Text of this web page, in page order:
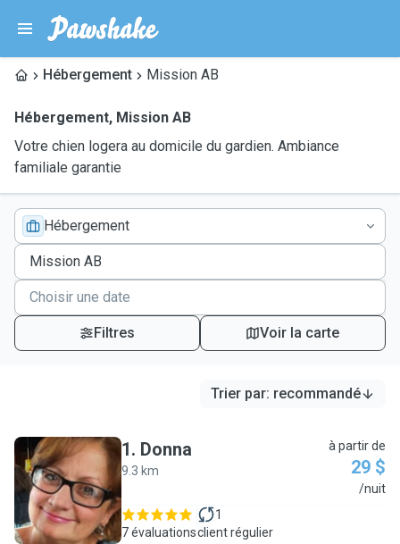
Hébergement Mission AB
Hébergement, Mission AB
Votre chien logera au domicile du gardien. Ambiance
familiale garantie
Hébergement
Filtres Voir la carte
Trier par: recommandé
D
1. Donna
9.3 km
à partir de
29 $
/nuit
7 évaluations
1
client régulier